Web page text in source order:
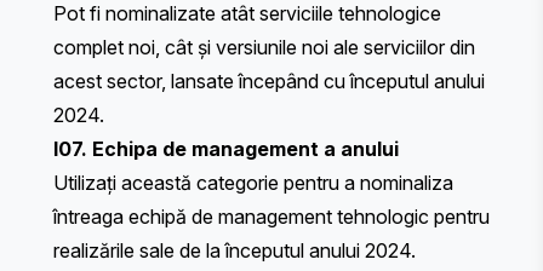
Pot fi nominalizate atât serviciile tehnologice
complet noi, cât și versiunile noi ale serviciilor din
acest sector, lansate începând cu începutul anului
2024.
I07. Echipa de management a anului
Utilizați această categorie pentru a nominaliza
întreaga echipă de management tehnologic pentru
realizările sale de la începutul anului 2024.